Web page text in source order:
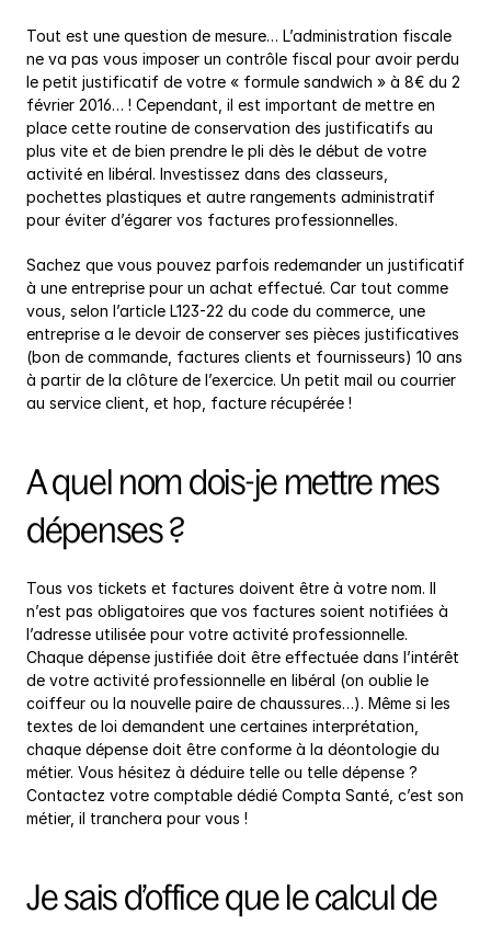
Tout est une question de mesure… L’administration fiscale
ne va pas vous imposer un contrôle fiscal pour avoir perdu
le petit justificatif de votre « formule sandwich » à 8€ du 2
février 2016… ! Cependant, il est important de mettre en
place cette routine de conservation des justificatifs au
plus vite et de bien prendre le pli dès le début de votre
activité en libéral. Investissez dans des classeurs,
pochettes plastiques et autre rangements administratif
pour éviter d’égarer vos factures professionnelles.
Sachez que vous pouvez parfois redemander un justificatif
à une entreprise pour un achat effectué. Car tout comme
vous, selon l’article L123-22 du code du commerce, une
entreprise a le devoir de conserver ses pièces justificatives
(bon de commande, factures clients et fournisseurs) 10 ans
à partir de la clôture de l’exercice. Un petit mail ou courrier
au service client, et hop, facture récupérée !
A quel nom dois-je mettre mes
dépenses ?
Tous vos tickets et factures doivent être à votre nom. Il
n’est pas obligatoires que vos factures soient notifiées à
l’adresse utilisée pour votre activité professionnelle.
Chaque dépense justifiée doit être effectuée dans l’intérêt
de votre activité professionnelle en libéral (on oublie le
coiffeur ou la nouvelle paire de chaussures…). Même si les
textes de loi demandent une certaines interprétation,
chaque dépense doit être conforme à la déontologie du
métier. Vous hésitez à déduire telle ou telle dépense ?
Contactez votre comptable dédié Compta Santé, c’est son
métier, il tranchera pour vous !
Je sais d’office que le calcul de